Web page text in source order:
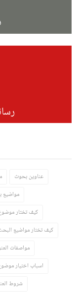
عناوين بحوث
مواضيع
كيف تختار
كيف تختار مواضيع
مواصفات
اسباب اختيار
شروط